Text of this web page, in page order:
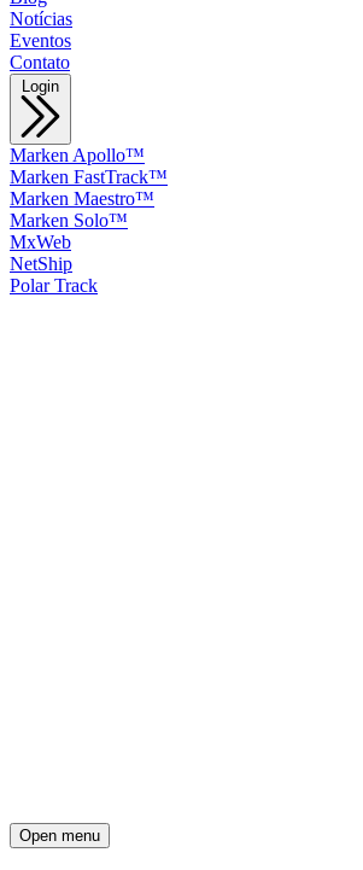
Notícias
Eventos
Contato
Login
Marken Apollo™
Marken FastTrack™
Marken Maestro™
Marken Solo™
MxWeb
NetShip
Polar Track
Open menu